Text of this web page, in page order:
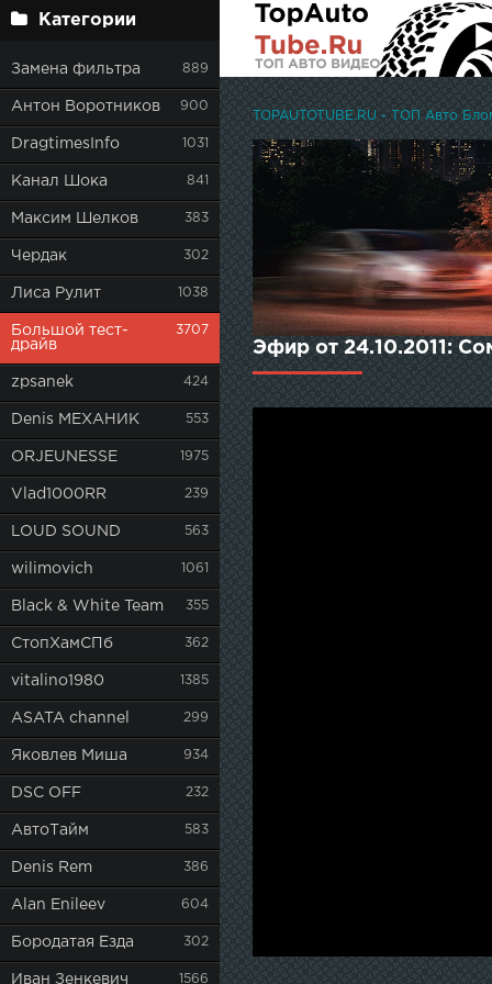
Категории
Замена фильтра 889
Антон Воротников 900
DragtimesInfo 1031
Канал Шока 841
Максим Шелков 383
Чердак 302
Лиса Рулит 1038
Большой тест-
драйв
3707
zpsanek 424
Denis МЕХАНИК 553
ORJEUNESSE 1975
Vlad1000RR 239
LOUD SOUND 563
wilimovich 1061
Black & White Team 355
СтопХамСПб 362
vitalino1980 1385
ASATA channel 299
Яковлев Миша 934
DSC OFF 232
АвтоТайм 583
Denis Rem 386
Alan Enileev 604
Бородатая Езда 302
Иван Зенкевич 1566
TOPAUTOTUBE.RU - ТОП Авто
Эфир от 24.10.2011: